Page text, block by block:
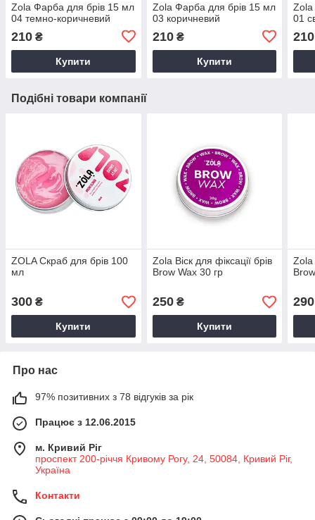
Zola Фарба для брів 15 мл
04 темно-коричневий
210 ₴
Купити
Zola Фарба для брів 15 мл
03 коричневий
210₴
Купити
Zola
01
210
Подібні товари компанії
ZOLA Скраб для брів 100
мл
300 ₴
Купити
Zola Віск для фіксації брів
Brow Wax 30 гр
250₴
Купити
Zola
290
Про нас
97% позитивних з 78 відгуків за рік
Працює з 12.06.2015
м. Кривий Ріг
проспект 200-річчя Кривому Рогу, 24, 50084, Кривий Ріг,
Україна
Контакти